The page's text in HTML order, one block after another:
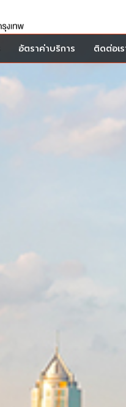
อัตราค่าบริการ ติดต่อเร